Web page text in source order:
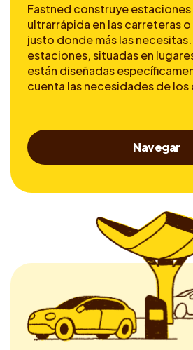
Fastned construye
ultrarrápida en las carreteras
justo donde más las
estaciones, situadas en
están diseñadas
cuenta las necesidades de
Navegar